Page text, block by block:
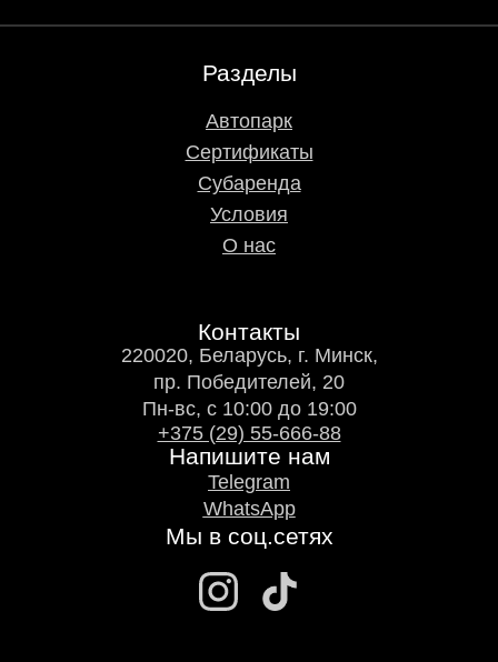
Автопарк
Сертификаты
Субаренда
Условия
О нас
Разделы
Контакты
220020, Беларусь, г. Минск,
пр. Победителей, 20
Пн-вс, с 10:00 до 19:00
+375 (29) 55-666-88
Напишите нам
Telegram
WhatsApp
Мы в соц.сетях